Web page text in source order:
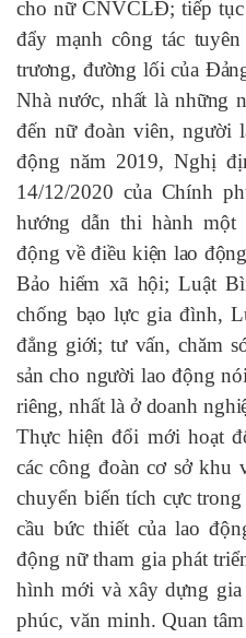
cho nữ CNVCLĐ; tiếp tục
đẩy mạnh công táctuyên
trương, đường lối của
Nhà nước, nhất là những
đến nữđoàn viên,người
động năm 2019, Nghị
14/12/2020 của Chính
hướng dẫn thi hành
động về điều kiện lao
Bảo hiểm xã hội;Luật
chống bạo lực gia đình,
đẳng giới; tư vấn, chăm
sản cho người lao động
riêng, nhất là ở doanh
Thực hiện đổi mới hoạt
cáccông đoàn cơ sởkhu
chuyển biến tích cực
cầu bức thiết của lao
động nữ tham gia phát
hình mới và xây dựng
phúc, văn minh.Quan